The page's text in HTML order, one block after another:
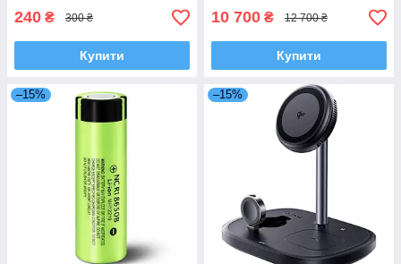
240 ₴ 300 ₴
Купити
10 700 ₴ 12 700 ₴
Купити
–15% –15%